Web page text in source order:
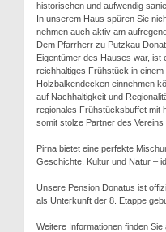
historischen und aufwendig
In unserem Haus spüren Sie
nehmen auch aktiv am
Dem Pfarrherr zu Putzkau
Eigentümer des Hauses war,
reichhaltiges Frühstück in
Holzbalkendecken einnehmen
auf Nachhaltigkeit und
regionales Frühstücksbuffet mit
somit stolze Partner des Vereins
Pirna bietet eine perfekte
Geschichte, Kultur und Natur –
Unsere Pension Donatus ist
als Unterkunft der 8. Etappe
Weitere Informationen finden